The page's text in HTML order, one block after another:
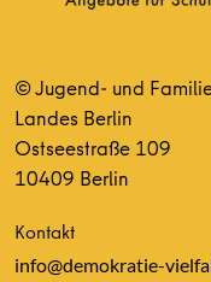
© Jugend- und
Landes Berlin
Ostseestraße 109
10409 Berlin
Kontakt
info@demokratie-